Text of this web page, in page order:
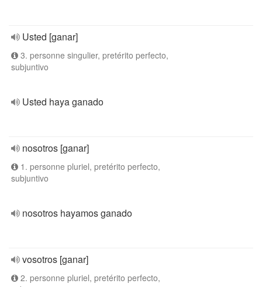
Usted [ganar]
3. personne singulier, pretérito perfecto,
subjuntivo
Usted haya ganado
nosotros [ganar]
1. personne pluriel, pretérito perfecto,
subjuntivo
nosotros hayamos ganado
vosotros [ganar]
2. personne pluriel, pretérito perfecto,